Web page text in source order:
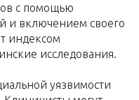
с помощью
и включением своего
индексом
исследования.
уязвимости